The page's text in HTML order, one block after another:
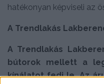
hatékonyan képviseli az
A Trendlakás
A Trendlakás
bútorok mellett a
kínálatot fedi le. Az